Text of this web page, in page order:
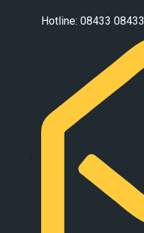
Hotline: 08433 08433